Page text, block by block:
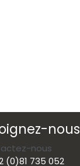
nous
nous
(0)81 735 052